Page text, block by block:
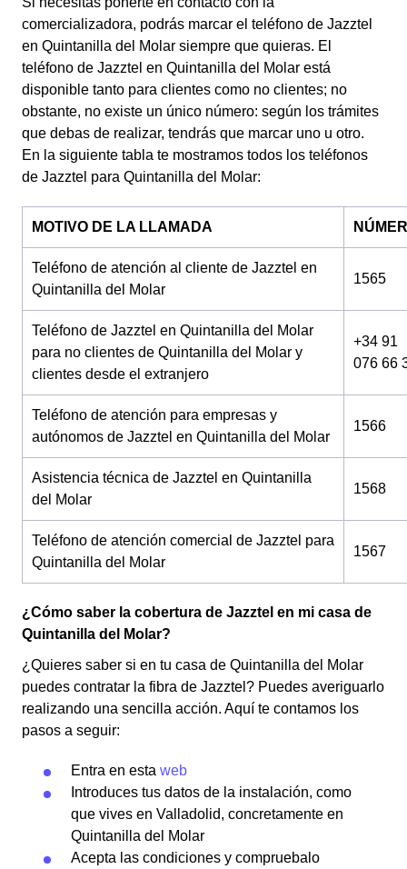
comercializadora, podrás marcar el teléfono de Jazztel
en Quintanilla del Molar siempre que quieras. El
teléfono de Jazztel en Quintanilla del Molar está
disponible tanto para clientes como no clientes; no
obstante, no existe un único número: según los trámites
que debas de realizar, tendrás que marcar uno u otro.
En la siguiente tabla te mostramos todos los teléfonos
de Jazztel para Quintanilla del Molar:
MOTIVO DE LA LLAMADA
Teléfono de atención al cliente de Jazztel en
Quintanilla del Molar
1565
Teléfono de Jazztel en Quintanilla del Molar
para no clientes de Quintanilla del Molar y
clientes desde el extranjero
+34 91
076 66
Teléfono de atención para empresas y
autónomos de Jazztel en Quintanilla del Molar
1566
Asistencia técnica de Jazztel en Quintanilla
del Molar
1568
Teléfono de atención comercial de Jazztel para
Quintanilla del Molar
1567
¿Cómo saber la cobertura de Jazztel en mi casa de
Quintanilla del Molar?
¿Quieres saber si en tu casa de Quintanilla del Molar
puedes contratar la fibra de Jazztel? Puedes averiguarlo
realizando una sencilla acción. Aquí te contamos los
pasos a seguir:
Entra en esta web
Introduces tus datos de la instalación, como
que vives en Valladolid, concretamente en
Quintanilla del Molar
Acepta las condiciones y compruebalo